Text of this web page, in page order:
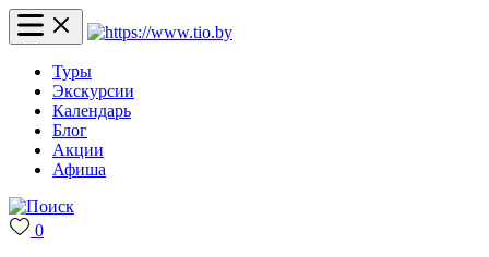
Туры
Экскурсии
Календарь
Блог
Акции
Афиша
0